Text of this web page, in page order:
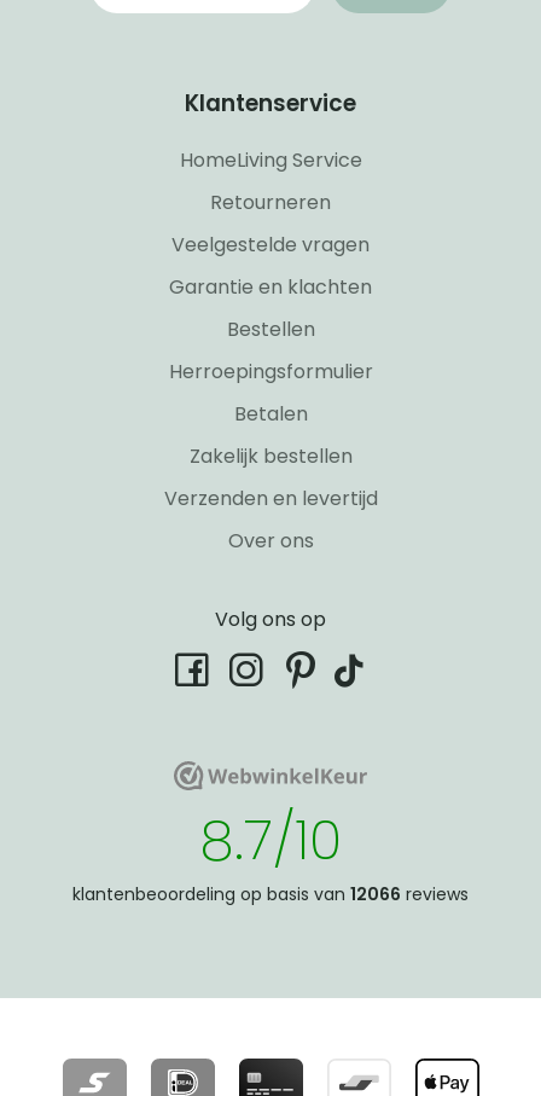
Klantenservice
HomeLiving Service
Retourneren
Veelgestelde vragen
Garantie en klachten
Bestellen
Herroepingsformulier
Betalen
Zakelijk bestellen
Verzenden en levertijd
Over ons
Volg ons op
facebookinstagram
pinterest
tiktok
WebwinkelKeurWebwinkelKeur
8.7/10
klantenbeoordeling op basis van 12066 reviews